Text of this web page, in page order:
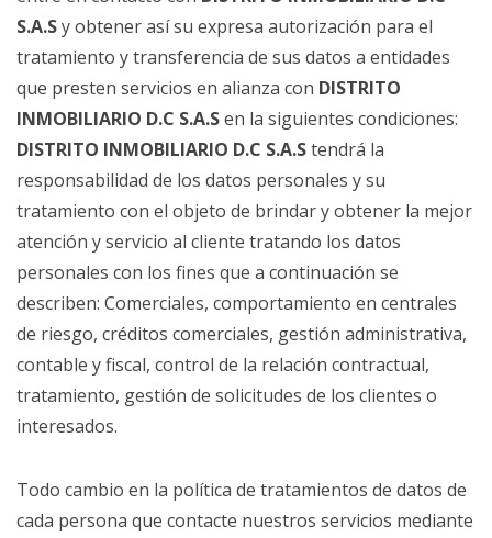
S.A.Sy obtener así su expresa autorización para el
tratamiento y transferencia de sus datos a entidades
que presten servicios en alianza con DISTRITO
INMOBILIARIO D.C S.A.Sen la siguientes condiciones:
DISTRITO INMOBILIARIO D.C S.A.Stendrá la
responsabilidad de los datos personales y su
tratamiento con el objeto de brindar y obtener la mejor
atención y servicio al cliente tratando los datos
personales con los fines que a continuación se
describen: Comerciales, comportamiento en centrales
de riesgo, créditos comerciales, gestión administrativa,
contable y fiscal, control de la relación contractual,
tratamiento, gestión de solicitudes de los clientes o
interesados.
Todo cambio en la política de tratamientos de datos de
cada persona que contacte nuestros servicios mediante